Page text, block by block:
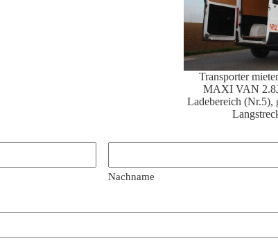
Transporter
MAXI VAN
Ladebereich (Nr.5),
Nachname